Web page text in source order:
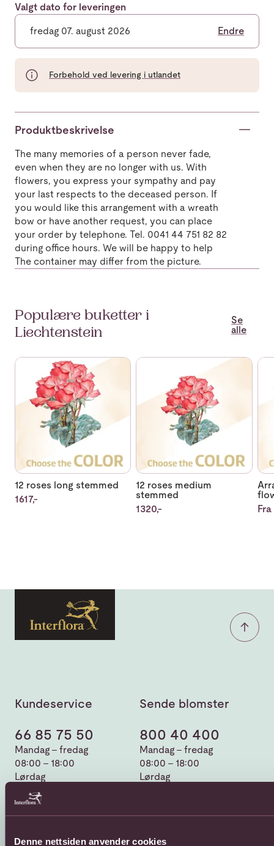
Denne nettsiden anvender cookies
Valgt dato for leveringen
fredag 07. august 2026 Endre
Forbehold ved levering i utlandet
Produktbeskrivelse
The many memories of a person never fade,
even when they are no longer with us. With
flowers, you express your sympathy and pay
your last respects to the deceased person. If
you would like this arrangement with a wreath
bow or have another request, you can place
your order by telephone. Tel. 0041 44 751 82 82
during office hours. We will be happy to help
The container may differ from the picture.
Populære buketter i
Liechtenstein
Se
alle
Se mer om 12 roses long stemmed
12 roses long stemmed
1617,-
Se mer om 12 roses medium
12 roses medium
stemmed
1320,-
Se
Fra
Kundeservice
66 85 75 50
Mandag - fredag
08:00 - 18:00
Lørdag
08:00 - 13:00
Kontaktskjema
Kjøpsbetingelser
Sende blomster
800 40 400
Mandag - fredag
08:00 - 18:00
Lørdag
utlandet